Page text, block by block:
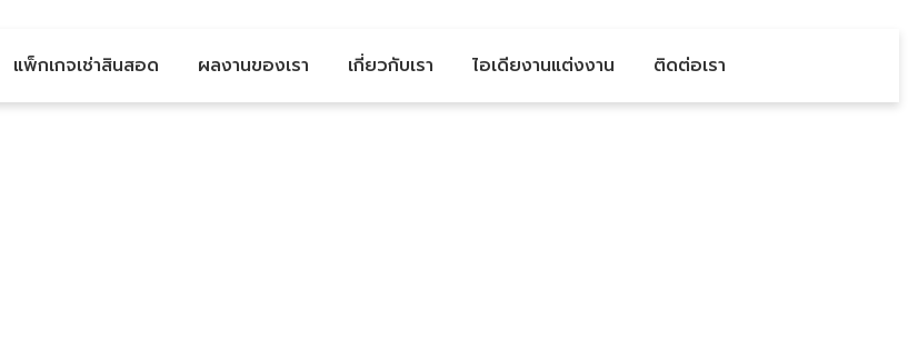
แพ็กเกจเช่าสินสอด ผลงานของเรา เกี่ยวกับเรา ไอเดียงานแต่งงาน ติดต่อเรา